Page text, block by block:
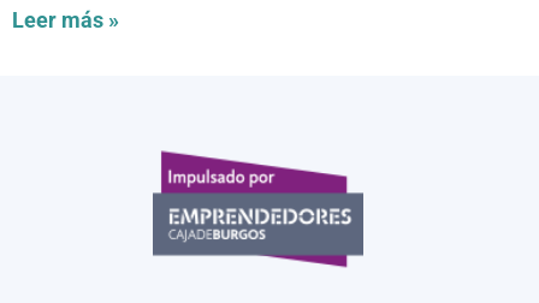
Leer más »